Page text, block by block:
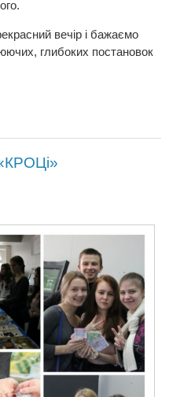
вечір і бажаємо
глибоких постановок